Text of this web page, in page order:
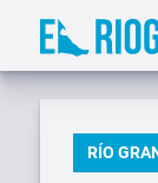
Saltar
RÍO